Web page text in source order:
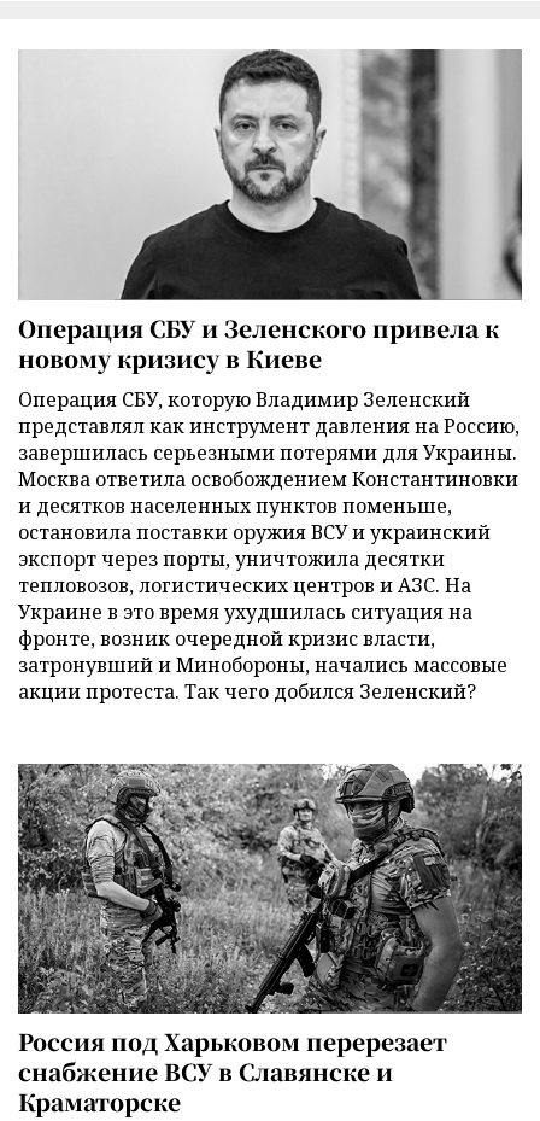
Операция СБУ и Зеленского привела к
новому кризису в Киеве
Операция СБУ, которую Владимир Зеленский
представлял как инструмент давления на Россию,
завершилась серьезными потерями для Украины.
Москва ответила освобождением Константиновки
и десятков населенных пунктов поменьше,
остановила поставки оружия ВСУ и украинский
экспорт через порты, уничтожила десятки
тепловозов, логистических центров и АЗС. На
Украине в это время ухудшилась ситуация на
фронте, возник очередной кризис власти,
затронувший и Минобороны, начались массовые
акции протеста. Так чего добился Зеленский?
Россия под Харьковом перерезает
снабжение ВСУ в Славянске и
Краматорске